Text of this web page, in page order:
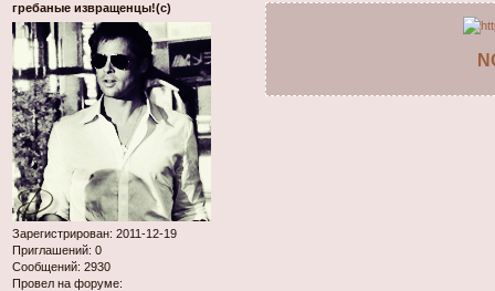
гребаные извращенцы!(с)
Зарегистрирован: 2011-12-19
Приглашений: 0
Сообщений: 2930
Провел на форуме: